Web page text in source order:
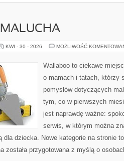
KWI - 30 - 2026 MOŻLIWOŚĆ
Wallaboo to ciekawe
o mamach i tatach, którzy
pomysłów dotyczących
tym, co w pierwszych
jest naprawdę ważne:
serwis, w którym można
dla dziecka. Nowe kategorie na stronie
została przygotowana z myślą o